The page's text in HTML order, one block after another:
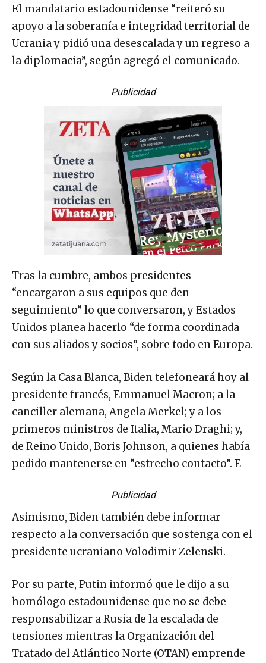
El mandatario estadounidense “reiteró su
apoyo a la soberanía e integridad territorial de
Ucrania y pidió una desescalada y un regreso a
la diplomacia”, según agregó el comunicado.
Publicidad
Tras la cumbre, ambos presidentes
“encargaron a sus equipos que den
seguimiento” lo que conversaron, y Estados
Unidos planea hacerlo “de forma coordinada
con sus aliados y socios”, sobre todo en Europa.
Según la Casa Blanca, Biden telefoneará hoy al
presidente francés, Emmanuel Macron; a la
canciller alemana, Angela Merkel; y a los
primeros ministros de Italia, Mario Draghi; y,
de Reino Unido, Boris Johnson, a quienes había
pedido mantenerse en “estrecho contacto”. E
Publicidad
Asimismo, Biden también debe informar
respecto a la conversación que sostenga con el
presidente ucraniano Volodimir Zelenski.
Por su parte, Putin informó que le dijo a su
homólogo estadounidense que no se debe
responsabilizar a Rusia de la escalada de
tensiones mientras la Organización del
Tratado del Atlántico Norte (OTAN) emprende